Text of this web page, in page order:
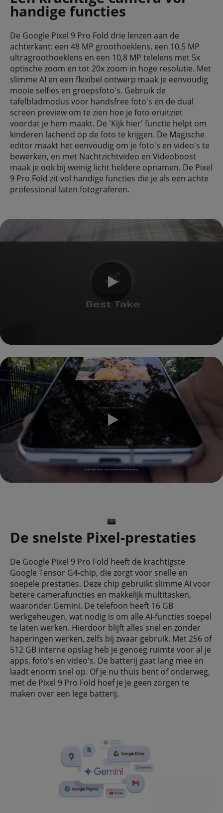
handige functies
De Google Pixel 9 Pro Fold drie lenzen aan de
achterkant: een 48 MP groothoeklens, een 10,5 MP
ultragroothoeklens en een 10,8 MP telelens met 5x
optische zoom en tot 20x zoom in hoge resolutie. Met
slimme AI en een flexibel ontwerp maak je eenvoudig
mooie selfies en groepsfoto's. Gebruik de
tafelbladmodus voor handsfree foto's en de dual
screen preview om te zien hoe je foto eruitziet
voordat je hem maakt. De 'Kijk hier' functie helpt om
kinderen lachend op de foto te krijgen. De Magische
editor maakt het eenvoudig om je foto's en video's te
bewerken, en met Nachtzichtvideo en Videoboost
maak je ook bij weinig licht heldere opnamen. De Pixel
9 Pro Fold zit vol handige functies die je als een achte
professional laten fotograferen.
De snelste Pixel-prestaties
De Google Pixel 9 Pro Fold heeft de krachtigste
Google Tensor G4-chip, die zorgt voor snelle en
soepele prestaties. Deze chip gebruikt slimme AI voor
betere camerafuncties en makkelijk multitasken,
waaronder Gemini. De telefoon heeft 16 GB
werkgeheugen, wat nodig is om alle AI-functies soepel
te laten werken. Hierdoor blijft alles snel en zonder
haperingen werken, zelfs bij zwaar gebruik. Met 256 of
512 GB interne opslag heb je genoeg ruimte voor al je
apps, foto's en video's. De batterij gaat lang mee en
laadt enorm snel op. Of je nu thuis bent of onderweg,
met de Pixel 9 Pro Fold hoef je je geen zorgen te
maken over een lege batterij.